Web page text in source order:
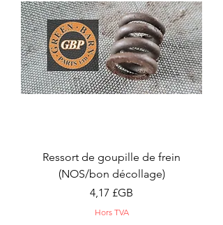
Ressort de goupille de frein
(NOS/bon décollage)
Prix
4,17 £GB
Hors TVA